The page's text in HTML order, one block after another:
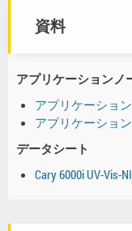
資料
アプリケーションノ
アプリケーショ
アプリケーショ
データシート
Cary 6000i UV-